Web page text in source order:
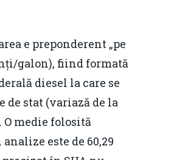
e preponderent „pe
galon), fiind formată
diesel la care se
de stat (variază de la
O medie folosită
este de 60,29